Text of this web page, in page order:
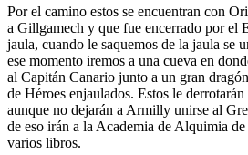
Por el camino estos se encuentran con
a Gillgamech y que fue encerrado por el
jaula, cuando le saquemos de la jaula se
ese momento iremos a una cueva en
al Capitán Canario junto a un gran
de Héroes enjaulados. Estos le
aunque no dejarán a Armilly unirse al
de eso irán a la Academia de Alquimia
varios libros.